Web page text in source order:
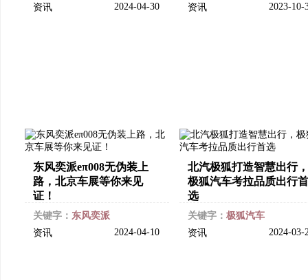
资讯
2024-04-30
资讯
2023-
东风奕派eπ008无伪装上
路，北京车展等你来见
证！
关键字： 东风奕派
资讯
2024-04-10
北汽极狐打造智慧出行，
极狐汽车考拉品质出行首
选
关键字： 极狐汽车
资讯
2024-